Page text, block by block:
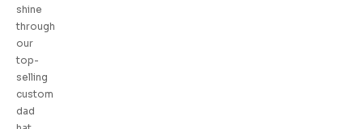
shine
through
our
top-
selling
custom
dad